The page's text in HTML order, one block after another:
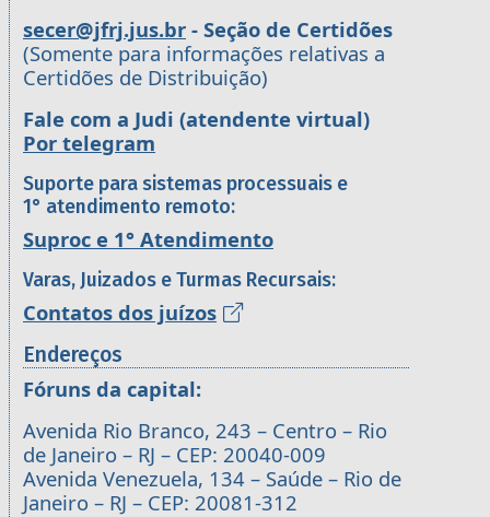
secer@jfrj.jus.br - Seção de Certidões
(Somente para informações relativas a
Certidões de Distribuição)
Fale com a Judi (atendente virtual)
Por telegram
Suporte para sistemas processuais e
1° atendimento remoto:
Suproc e 1° Atendimento
Varas, Juizados e Turmas Recursais:
Contatos dos juízos
Endereços
Fóruns da capital:
Avenida Rio Branco, 243 – Centro – Rio
de Janeiro – RJ – CEP: 20040-009
Avenida Venezuela, 134 – Saúde – Rio de
Janeiro – RJ – CEP: 20081-312